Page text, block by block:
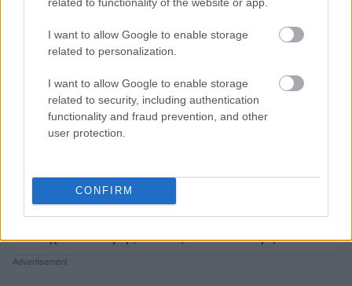
I want to allow Google to enable storage
related to personalization.
I want to allow Google to enable storage
related to security, including authentication
functionality and fraud prevention, and other
user protection.
CONFIRM
A post shared by georgie eisdell (@georgieeisdellmakeup)
Αν προτιμάς μια ενιαία βαφή, το μυστικό βρίσκεται
στην επιλογή της σωστής απόχρωσης. Ξέχνα τα
πολύ επίπεδα, συμπαγή χρώματα και
bronde ή μια σοκολατί καστανή απόχρωση
αντανακλούν καλύτερα το φως, κάνοντας την τρίχα
να δείχνει πιο υγιής και τα μαλλιά πιο «γεμάτα».